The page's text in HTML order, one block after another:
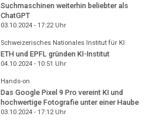
Suchmaschinen weiterhin beliebter als
ChatGPT
03.10.2024 - 17:22Uhr
Schweizerisches Nationales Institut für KI
ETH und EPFL gründen KI-Institut
04.10.2024 - 10:51 Uhr
Hands-on
Das Google Pixel 9 Pro vereint KI und
hochwertige Fotografie unter einer Haube
03.10.2024 - 17:12Uhr